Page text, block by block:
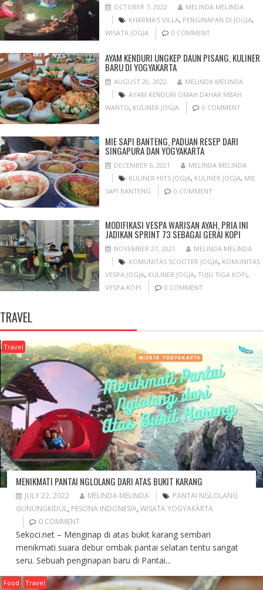
OCTOBER 7, 2022
MELINDA MELINDA
KHARMA'S VILLA, PENGINAPAN DI JOGJA,
WISATA JOGJA
0 COMMENT
AYAM KENDURI UNGKEP DAUN PISANG, KULINER
BARU DI YOGYAKARTA
AUGUST 20, 2022
MELINDA MELINDA
AYAM KENDURI OMAH DAHAR MBAH
WANTO, KULINER JOGJA 0 COMMENT
MIE SAPI BANTENG, PADUAN RESEP DARI
SINGAPURA DAN YOGYAKARTA
DECEMBER 6, 2021
MELINDA MELINDA
KULINER HITS JOGJA, KULINER JOGJA, MIE
SAPI BANTENG
0 COMMENT
MODIFIKASI VESPA WARISAN AYAH, PRIA INI
JADIKAN SPRINT 73 SEBAGAI GERAI KOPI
NOVEMBER 27, 2021
MELINDA MELINDA
KOMUNITAS SCOOTER JOGJA, KOMUNITAS
VESPA JOGJA, KULINER JOGJA,TUJU TIGA KOPI,
VESPA KOPI
0 COMMENT
TRAVEL
Travel
MENIKMATI PANTAI NGLOLANG DARI ATAS BUKIT KARANG
JULY 22, 2022 MELINDA MELINDA
PANTAI NGLOLANG
GUNUNGKIDUL, PESONA INDONESIA, WISATA YOGYAKARTA
0 COMMENT
Sekoci.net – Menginap di atas bukit karang sembari
menikmati suara debur ombak pantai selatan tentu sangat
seru. Sebuah penginapan baru di Pantai...
Food Travel